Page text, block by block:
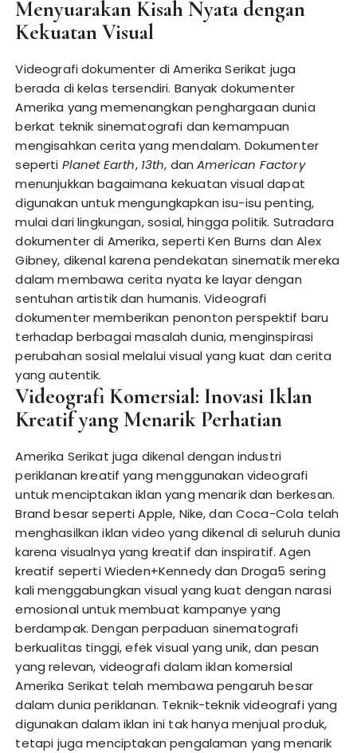
Menyuarakan Kisah Nyata dengan
Kekuatan Visual
Videografi dokumenter di Amerika Serikat juga
berada di kelas tersendiri. Banyak dokumenter
Amerika yang memenangkan penghargaan dunia
berkat teknik sinematografi dan kemampuan
mengisahkan cerita yang mendalam. Dokumenter
seperti Planet Earth, 13th, danAmerican Factory
menunjukkan bagaimana kekuatan visual dapat
digunakan untuk mengungkapkan isu-isu penting,
mulai dari lingkungan, sosial, hingga politik. Sutradara
dokumenter di Amerika, seperti Ken Burns dan Alex
Gibney, dikenal karena pendekatan sinematik mereka
dalam membawa cerita nyata ke layar dengan
sentuhan artistik dan humanis. Videografi
dokumenter memberikan penonton perspektif baru
terhadap berbagai masalah dunia, menginspirasi
perubahan sosial melalui visual yang kuat dan cerita
yang autentik.
Videografi Komersial: Inovasi Iklan
Kreatif yang Menarik Perhatian
Amerika Serikat juga dikenal dengan industri
periklanan kreatif yang menggunakan videografi
untuk menciptakan iklan yang menarik dan berkesan.
Brand besar seperti Apple, Nike, dan Coca-Cola telah
menghasilkan iklan video yang dikenal di seluruh dunia
karena visualnya yang kreatif dan inspiratif. Agen
kreatif seperti Wieden+Kennedy dan Droga5 sering
kali menggabungkan visual yang kuat dengan narasi
emosional untuk membuat kampanye yang
berdampak. Dengan perpaduan sinematografi
berkualitas tinggi, efek visual yang unik, dan pesan
yang relevan, videografi dalam iklan komersial
Amerika Serikat telah membawa pengaruh besar
dalam dunia periklanan. Teknik-teknik videografi yang
digunakan dalam iklan ini tak hanya menjual produk,
tetapi juga menciptakan pengalaman yang menarik